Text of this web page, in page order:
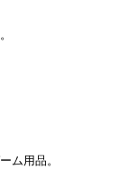
ム用品。